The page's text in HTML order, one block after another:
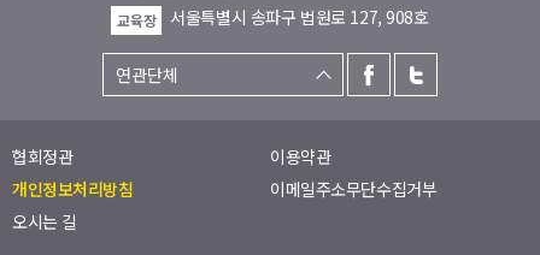
교육장
서울특별시 송파구 법원로 127, 908호
협회정관
이용약관
개인정보처리방침
이메일주소무단수집거부
오시는 길